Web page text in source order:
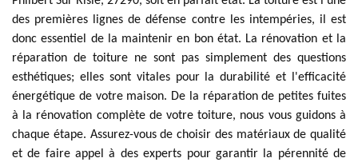
des premières lignes de défense contre les intempéries, il est
donc essentiel de la maintenir en bon état. La rénovation et la
réparation de toiture ne sont pas simplement des questions
esthétiques; elles sont vitales pour la durabilité et l'efficacité
énergétique de votre maison. De la réparation de petites fuites
à la rénovation complète de votre toiture, nous vous guidons à
chaque étape. Assurez-vous de choisir des matériaux de qualité
et de faire appel à des experts pour garantir la pérennité de